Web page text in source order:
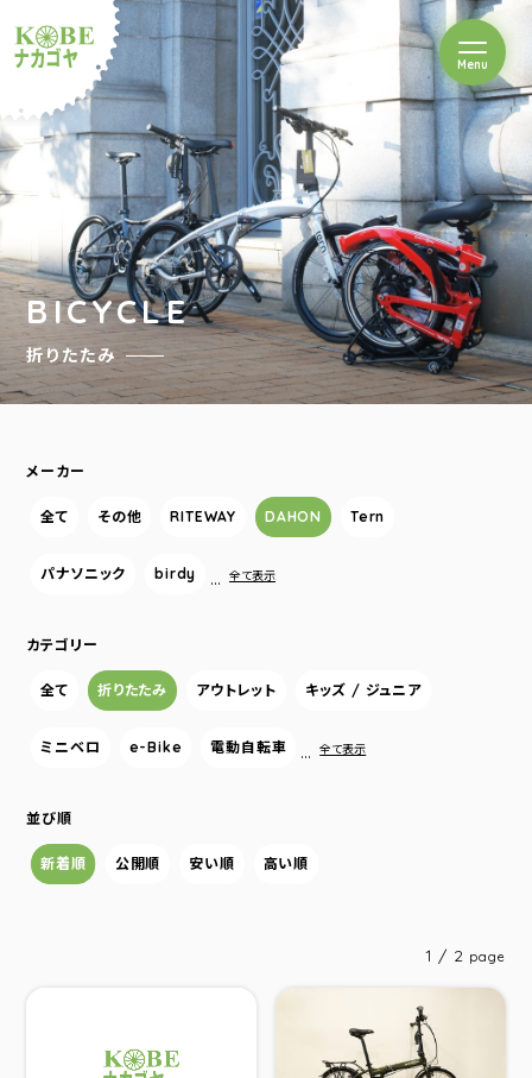
ルショップナカゴヤ
Menuを開閉
BICYCLE
折りたたみ
メーカー
全て その他 RITEWAY DAHON Tern
パナソニック birdy … 全て表示
カテゴリー
全て 折りたたみ アウトレット キッズ / ジュニア
ミニベロ e-Bike 電動自転車 … 全て表示
並び順
新着順 公開順 安い順 高い順
1 / 2 page